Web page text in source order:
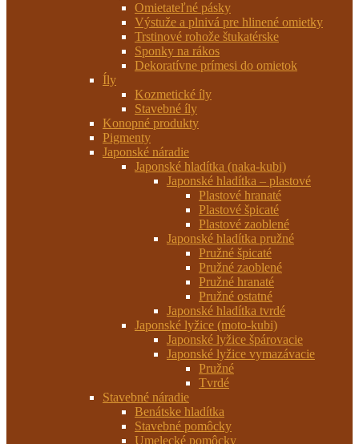
Omietateľné pásky
Výstuže a plnivá pre hlinené omietky
Trstinové rohože štukatérske
Sponky na rákos
Dekoratívne prímesi do omietok
Íly
Kozmetické íly
Stavebné íly
Konopné produkty
Pigmenty
Japonské náradie
Japonské hladítka (naka-kubi)
Japonské hladítka – plastové
Plastové hranaté
Plastové špicaté
Plastové zaoblené
Japonské hladítka pružné
Pružné špicaté
Pružné zaoblené
Pružné hranaté
Pružné ostatné
Japonské hladítka tvrdé
Japonské lyžice (moto-kubi)
Japonské lyžice špárovacie
Japonské lyžice vymazávacie
Pružné
Tvrdé
Stavebné náradie
Benátske hladítka
Stavebné pomôcky
Umelecké pomôcky